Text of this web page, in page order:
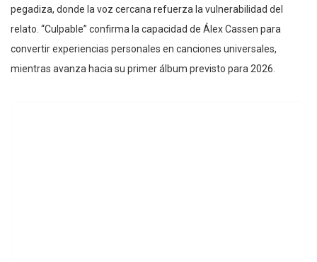
pegadiza, donde la voz cercana refuerza la vulnerabilidad del
relato. “Culpable” confirma la capacidad de Álex Cassen para
convertir experiencias personales en canciones universales,
mientras avanza hacia su primer álbum previsto para 2026.